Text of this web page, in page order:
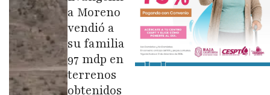
a Moreno
vendió a
su familia
97 mdp en
terrenos
obtenidos